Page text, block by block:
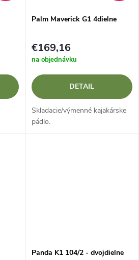
Palm Maverick G1 4dielne
€169,16
na objednávku
DETAIL
Skladacie/výmenné kajakárske
pádlo.
Panda K1 104/2 - dvojdielne